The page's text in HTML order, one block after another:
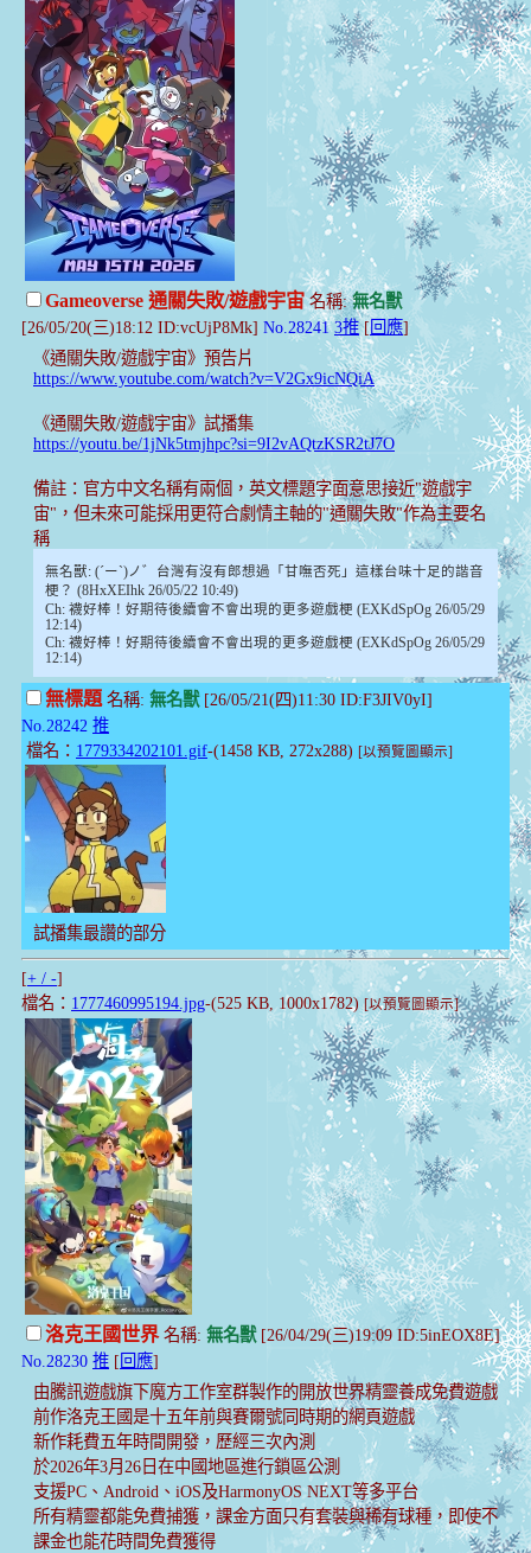
Gameoverse 通關失敗/遊戲宇宙名稱:無名獸
[26/05/20(三)18:12 ID:vcUjP8Mk] No.28241 3推[回應]
《通關失敗/遊戲宇宙》預告片
https://www.youtube.com/watch?v=V2Gx9icNQiA
《通關失敗/遊戲宇宙》試播集
https://youtu.be/1jNk5tmjhpc?si=9I2vAQtzKSR2tJ7O
備註：官方中文名稱有兩個，英文標題字面意思接近"遊戲宇
宙"，但未來可能採用更符合劇情主軸的"通關失敗"作為主要名
稱
無名獸: (´ー`)ノ゛台灣有沒有郎想過「甘嘸否死」這樣台味十足的諧音
梗？ (8HxXEIhk 26/05/22 10:49)
Ch: 襪好棒！好期待後續會不會出現的更多遊戲梗 (EXKdSpOg 26/05/29
12:14)
Ch: 襪好棒！好期待後續會不會出現的更多遊戲梗 (EXKdSpOg 26/05/29
12:14)
無標題名稱: 無名獸[26/05/21(四)11:30 ID:F3JIV0yI]
No.28242 推
檔名： 1779334202101.gif-(1458 KB, 272x288) [以預覽圖顯示]
試播集最讚的部分
[+ / -]
檔名： 1777460995194.jpg-(525 KB, 1000x1782)[以預覽圖顯示]
洛克王國世界名稱: 無名獸[26/04/29(三)19:09 ID:5inEOX8E]
No.28230 推 [ 回應]
由騰訊遊戲旗下魔方工作室群製作的開放世界精靈養成免費遊戲
前作洛克王國是十五年前與賽爾號同時期的網頁遊戲
新作耗費五年時間開發，歷經三次內測
於2026年3月26日在中國地區進行鎖區公測
支援PC、Android、iOS及HarmonyOS NEXT等多平台
所有精靈都能免費捕獲，課金方面只有套裝與稀有球種，即使不
課金也能花時間免費獲得